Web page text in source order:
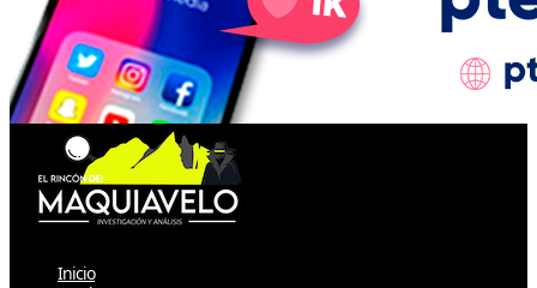
Inicio